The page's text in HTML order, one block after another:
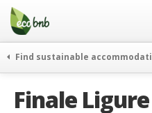
Menu
Skip
content
Ofertas
Acerca de
Find sustainable
Eco hotels
Finale